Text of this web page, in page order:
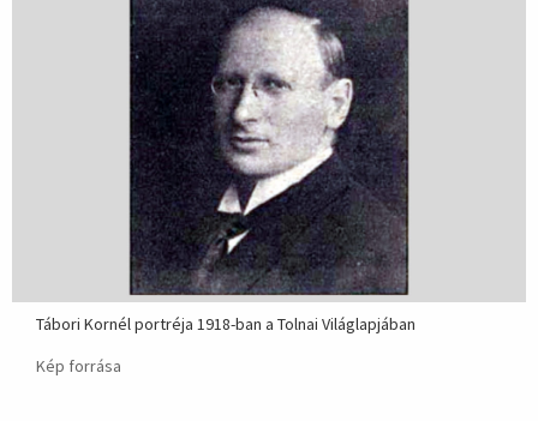
Tábori Kornél portréja 1918-ban a Tolnai Világlapjában
Kép forrása